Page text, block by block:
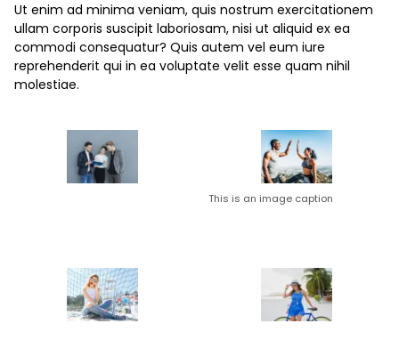
Ut enim ad minima veniam, quis nostrum exercitationem
ullam corporis suscipit laboriosam, nisi ut aliquid ex ea
commodi consequatur? Quis autem vel eum iure
reprehenderit qui in ea voluptate velit esse quam nihil
molestiae.
This is an image caption